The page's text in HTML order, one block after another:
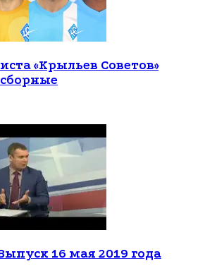
«Крыльев Советов»
16 мая 2019 года